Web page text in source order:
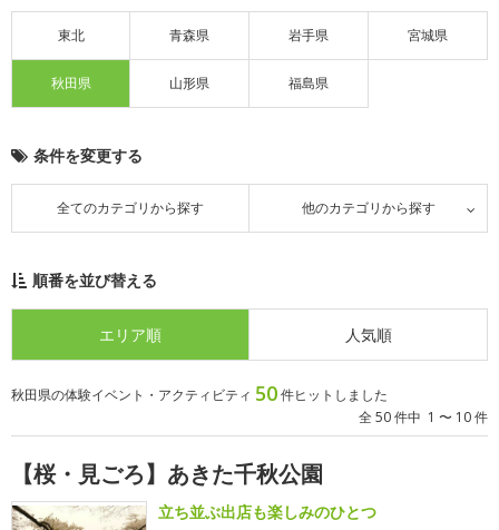
東北 青森県 岩手県 宮城県
秋田県 山形県 福島県
条件を変更する
全てのカテゴリから探す 他のカテゴリから探す
順番を並び替える
エリア順 人気順
秋田県の体験イベント・アクティビティ 50件ヒットしました
全 50 件中 1 〜 10 件
【桜・見ごろ】あきた千秋公園
立ち並ぶ出店も楽しみのひとつ